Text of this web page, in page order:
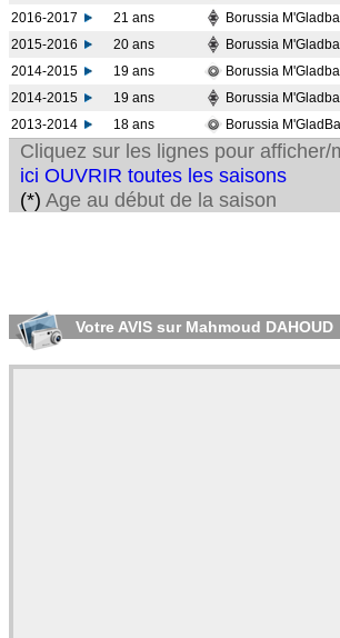
2016-2017
21 ans Borussia
2015-2016
20 ans Borussia
2014-2015
19 ans Borussia
2014-2015
19 ans Borussia
2013-2014
18 ans Borussia
Cliquez sur les lignes pour
ici OUVRIR toutes les saisons
(*) Age au début de la saison
Votre AVIS sur Mahmoud DAHOUD